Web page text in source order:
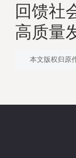
回馈社
高质量
本文版权归原